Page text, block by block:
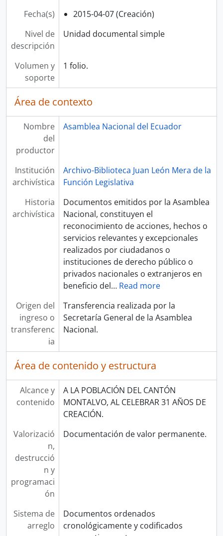
Fecha(s)
2015-04-07 (Creación)
Nivel de
descripción
Unidad documental simple
Volumen y
soporte
1 folio.
Área de contexto
Nombre
del
productor
Asamblea Nacional del Ecuador
Institución
archivística
Archivo-Biblioteca Juan León Mera de la
Función Legislativa
Historia
archivística
Documentos emitidos por la Asamblea
Nacional, constituyen el
reconocimiento de acciones, hechos o
servicios relevantes y excepcionales
realizados por ciudadanos o
instituciones de derecho público o
privados nacionales o extranjeros en
beneficio del… Read more
Origen del
ingreso o
transferenc
ia
Transferencia realizada por la
Secretaría General de la Asamblea
Nacional.
Área de contenido y estructura
Alcance y
contenido
A LA POBLACIÓN DEL CANTÓN
MONTALVO, AL CELEBRAR 31 AÑOS DE
CREACIÓN.
Valorizació
n,
destrucció
n y
programaci
ón
Documentación de valor permanente.
Sistema de
arreglo
Documentos ordenados
cronológicamente y codificados